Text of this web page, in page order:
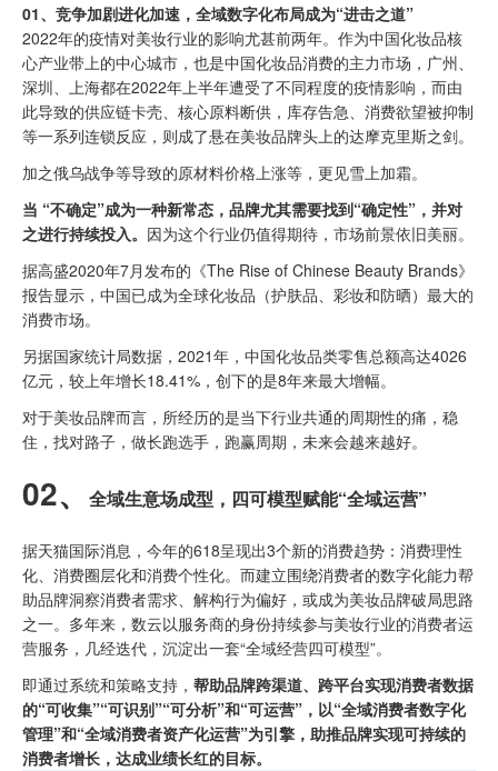
01、 竞争加剧进化加速， 全域数字化布局成为“进击之道”
2022年的疫情对美妆行业的影响尤甚前两年。作为中国化妆品核
心产业带上的中心城市，也是中国化妆品消费的主力市场，广州、
深圳、上海都在2022年上半年遭受了不同程度的疫情影响，而由
此导致的供应链卡壳、核心原料断供，库存告急、消费欲望被抑制
等一系列连锁反应，则成了悬在美妆品牌头上的达摩克里斯之剑。
加之俄乌战争等导致的原材料价格上涨等，更见雪上加霜。
当 “不确定”成为一种新常态，品牌尤其需要找到“确定性”，并对
之进行持续投入。 因为这个行业仍值得期待，市场前景依旧美丽。
据高盛2020年7月发布的《The Rise of Chinese Beauty Brands》
报告显示，中国已成为全球化妆品（护肤品、彩妆和防晒）最大的
消费市场。
另据国家统计局数据，2021年，中国化妆品类零售总额高达4026
亿元，较上年增长18.41%，创下的是8年来最大增幅。
对于美妆品牌而言，所经历的是当下行业共通的周期性的痛，稳
住，找对路子，做长跑选手，跑赢周期，未来会越来越好。
02、 全域生意场成型， 四可模型赋能“全域运营”
据天猫国际消息，今年的618呈现出3个新的消费趋势：消费理性
化、消费圈层化和消费个性化。而建立围绕消费者的数字化能力帮
助品牌洞察消费者需求、解构行为偏好，或成为美妆品牌破局思路
之一。多年来，数云以服务商的身份持续参与美妆行业的消费者运
营服务，几经迭代，沉淀出一套“全域经营四可模型”。
即通过系统和策略支持， 帮助品牌跨渠道、跨平台实现消费者数据
的“可收集”“可识别”“可分析”和“可运营”，以“全域消费者数字化
管理”和“全域消费者资产化运营”为引擎，助推品牌实现可持续的
消费者增长，达成业绩长红的目标。